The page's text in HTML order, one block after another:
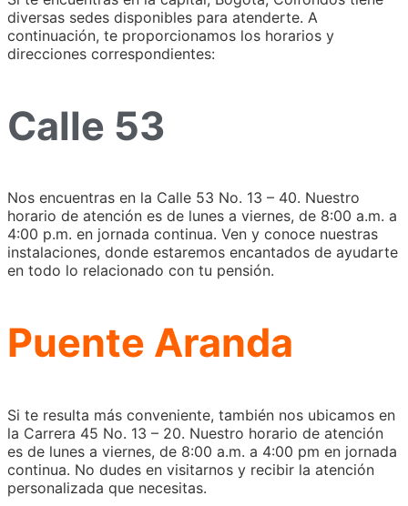
diversas sedes disponibles para atenderte. A
continuación, te proporcionamos los horarios y
direcciones correspondientes:
Calle 53
Nos encuentras en la Calle 53 No. 13 – 40. Nuestro
horario de atención es de lunes a viernes, de 8:00 a.m. a
4:00 p.m. en jornada continua. Ven y conoce nuestras
instalaciones, donde estaremos encantados de ayudarte
en todo lo relacionado con tu pensión.
Puente Aranda
Si te resulta más conveniente, también nos ubicamos en
la Carrera 45 No. 13 – 20. Nuestro horario de atención
es de lunes a viernes, de 8:00 a.m. a 4:00 pm en jornada
continua. No dudes en visitarnos y recibir la atención
personalizada que necesitas.